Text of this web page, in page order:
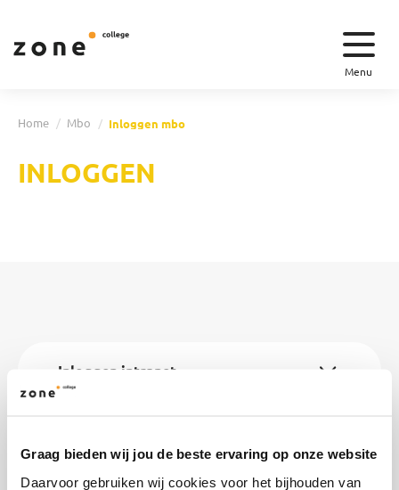
Graag bieden wij jou de beste ervaring op onze website
Daarvoor gebruiken wij cookies voor het bijhouden van
Menu
Home Mbo Inloggen mbo
INLOGGEN
Inloggen intranet
Inloggen Magister